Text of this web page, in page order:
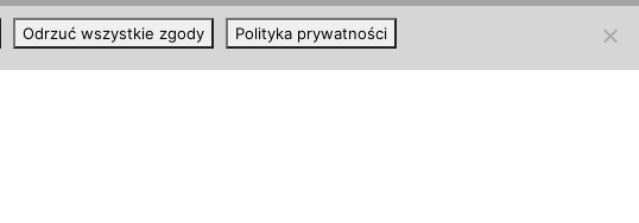
Odrzuć wszystkie zgody Polityka prywatności